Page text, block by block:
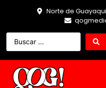
Norte de